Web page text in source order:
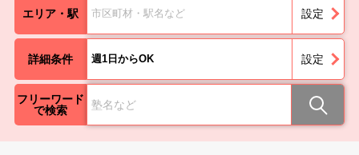
エリア・駅 市区町材・駅名など 設定
詳細条件 週1日からOK 設定
フリーワード
で検索